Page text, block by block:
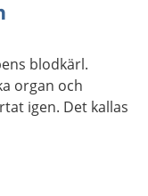
blodkärl.
organ och
igen. Det kallas